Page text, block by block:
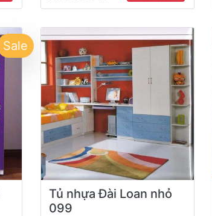
Sale
Tủ nhựa Đài Loan nhỏ
099